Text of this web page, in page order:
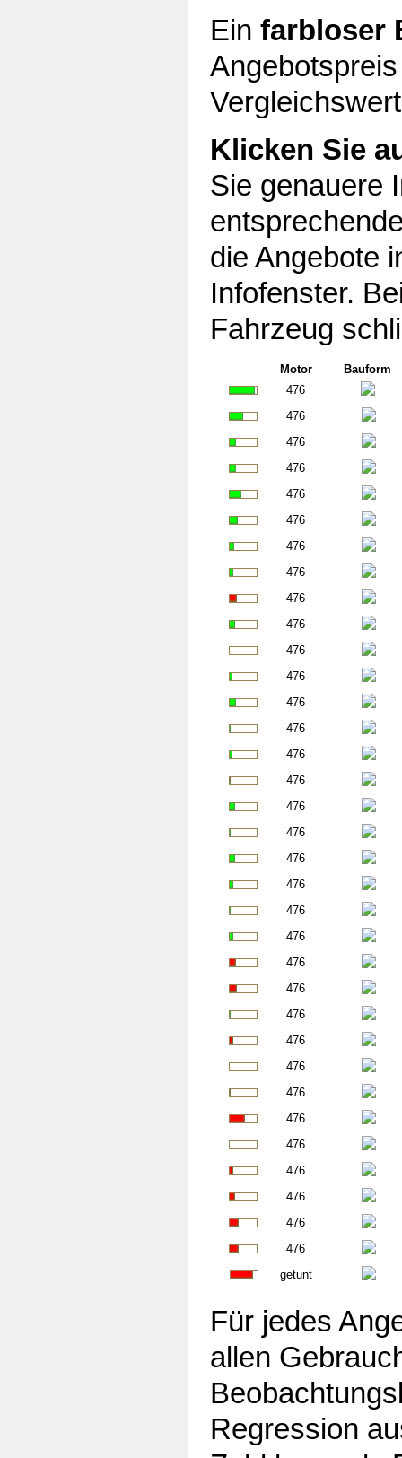
Ein farbloser
Klicken Sie
Sie genauere
die Angebote
Infofenster.
Fahrzeug
Motor
Bauform
476
476
476
476
476
476
476
476
476
476
476
476
476
476
476
476
476
476
476
476
476
476
476
476
476
476
476
476
476
476
476
476
476
476
getunt
Für jedes
allen
Regression